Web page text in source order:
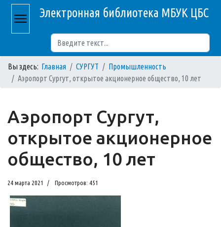
Электронная библиотека МБУК ЦБС
Вы здесь: Главная СУРГУТ
Промышленность
Аэропорт Сургут, открытое акционерное общество, 10 лет
Аэропорт Сургут,
открытое акционерное
общество, 10 лет
24 марта 2021 Просмотров: 451